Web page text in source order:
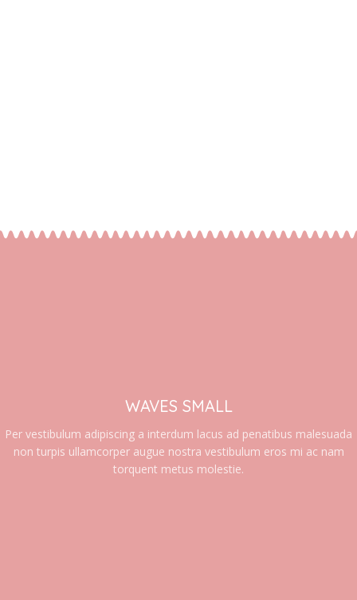
WAVES SMALL
Per vestibulum adipiscing a interdum lacus ad penatibus malesuada
non turpis ullamcorper augue nostra vestibulum eros mi ac nam
torquent metus molestie.